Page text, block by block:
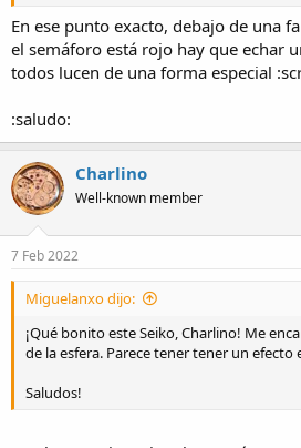
En ese punto exacto, debajo de una
el semáforo está rojo hay que echar
todos lucen de una forma especial
:saludo:
Charlino
Well-known member
7 Feb 2022
Miguelanxo dijo:
¡Qué bonito este Seiko, Charlino! Me
de la esfera. Parece tener tener un
Saludos!